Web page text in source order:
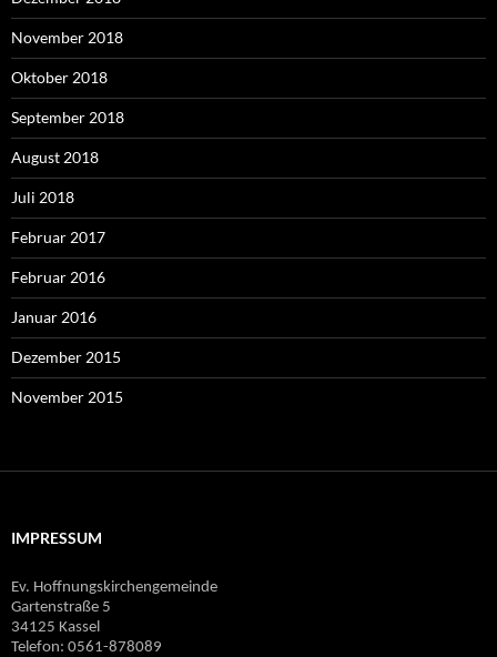
November 2018
Oktober 2018
September 2018
August 2018
Juli 2018
Februar 2017
Februar 2016
Januar 2016
Dezember 2015
November 2015
IMPRESSUM
Ev. Hoffnungskirchengemeinde
Gartenstraße 5
34125 Kassel
Telefon: 0561-878089